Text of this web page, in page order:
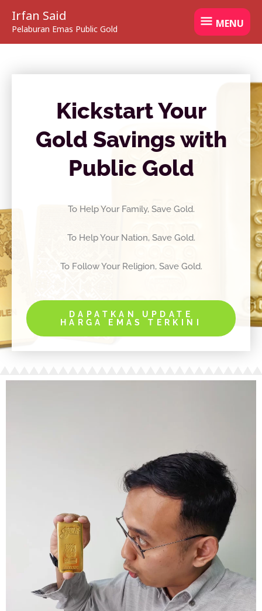
content
Irfan Said
Pelaburan Emas Public Gold
MENU
MENU
Mula Simpanan Emas Public
Gold
Kickstart Your
Gold Savings with
Public Gold
To Help Your Family, Save Gold.
To Help Your Nation, Save Gold.
To Follow Your Religion, Save Gold.
DAPATKAN UPDATE
HARGA EMAS TERKINI